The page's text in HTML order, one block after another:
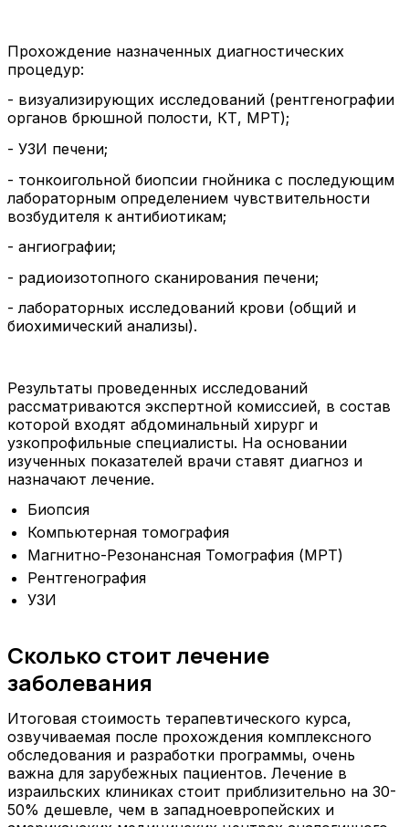
Прохождение назначенных диагностических
процедур:
- визуализирующих исследований (рентгенографии
органов брюшной полости, КТ, МРТ);
- УЗИ печени;
- тонкоигольной биопсии гнойника с последующим
лабораторным определением чувствительности
возбудителя к антибиотикам;
- ангиографии;
- радиоизотопного сканирования печени;
- лабораторных исследований крови (общий и
биохимический анализы).
Результаты проведенных исследований
рассматриваются экспертной комиссией, в состав
которой входят абдоминальный хирург и
узкопрофильные специалисты. На основании
изученных показателей врачи ставят диагноз и
назначают лечение.
Биопсия
Компьютерная томография
Магнитно-Резонансная Томография (МРТ)
Рентгенография
УЗИ
Сколько стоит лечение
заболевания
Итоговая стоимость терапевтического курса,
озвучиваемая после прохождения комплексного
обследования и разработки программы, очень
важна для зарубежных пациентов. Лечение в
израильских клиниках стоит приблизительно на 30-
50% дешевле, чем в западноевропейских и